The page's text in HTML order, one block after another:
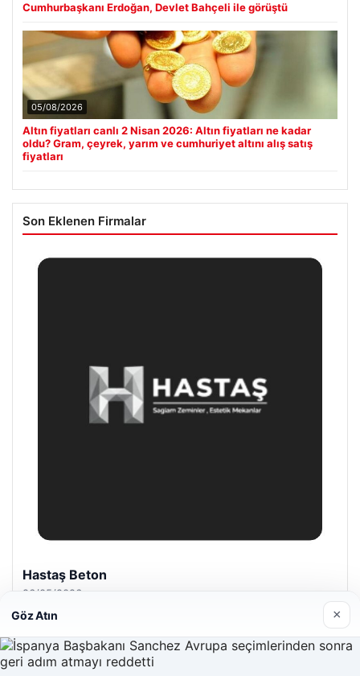
Cumhurbaşkanı Erdoğan, Devlet Bahçeli ile görüştü
05/08/2026
Altın fiyatları canlı 2 Nisan 2026: Altın fiyatları ne kadar
oldu? Gram, çeyrek, yarım ve cumhuriyet altını alış satış
fiyatları
Son Eklenen Firmalar
Hastaş Beton
26/05/2026
Göz Atın ×